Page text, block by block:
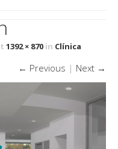
1392 × 870 in Clínica
← Previous | Next →